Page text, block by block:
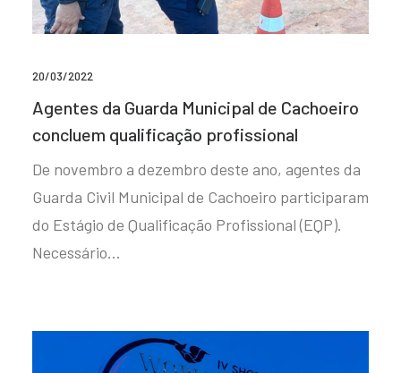
20/03/2022
Agentes da Guarda Municipal de Cachoeiro
concluem qualificação profissional
De novembro a dezembro deste ano, agentes da
Guarda Civil Municipal de Cachoeiro participaram
do Estágio de Qualificação Profissional (EQP).
Necessário…